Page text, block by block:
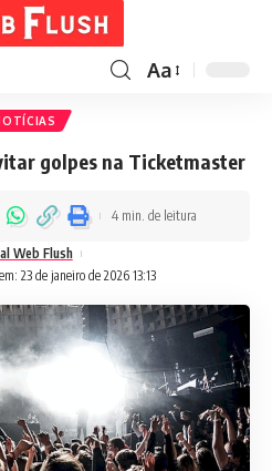
Aa
golpes na Ticketmaster
23 de janeiro de 2026 13:13
Web Flush
4 min. de leitura